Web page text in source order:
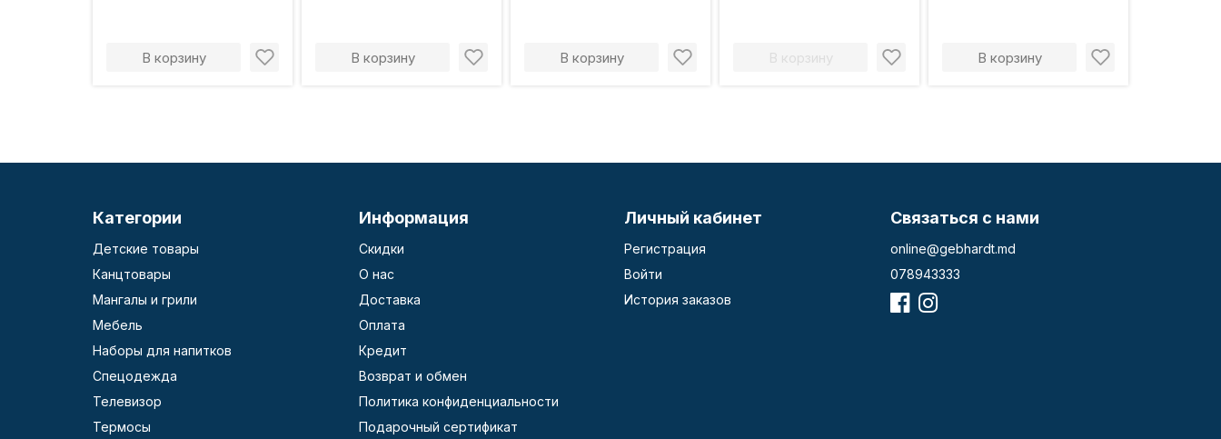
В корзину В корзину В корзину В корзину В корзину
Категории
Детские товары
Канцтовары
Мангалы и грили
Мебель
Наборы для напитков
Спецодежда
Телевизор
Термосы
Информация
Скидки
О нас
Доставка
Оплата
Кредит
Возврат и обмен
Политика конфиденциальности
Подарочный сертификат
Личный кабинет
Регистрация
Войти
История заказов
Связаться с нами
online@gebhardt.md
078943333